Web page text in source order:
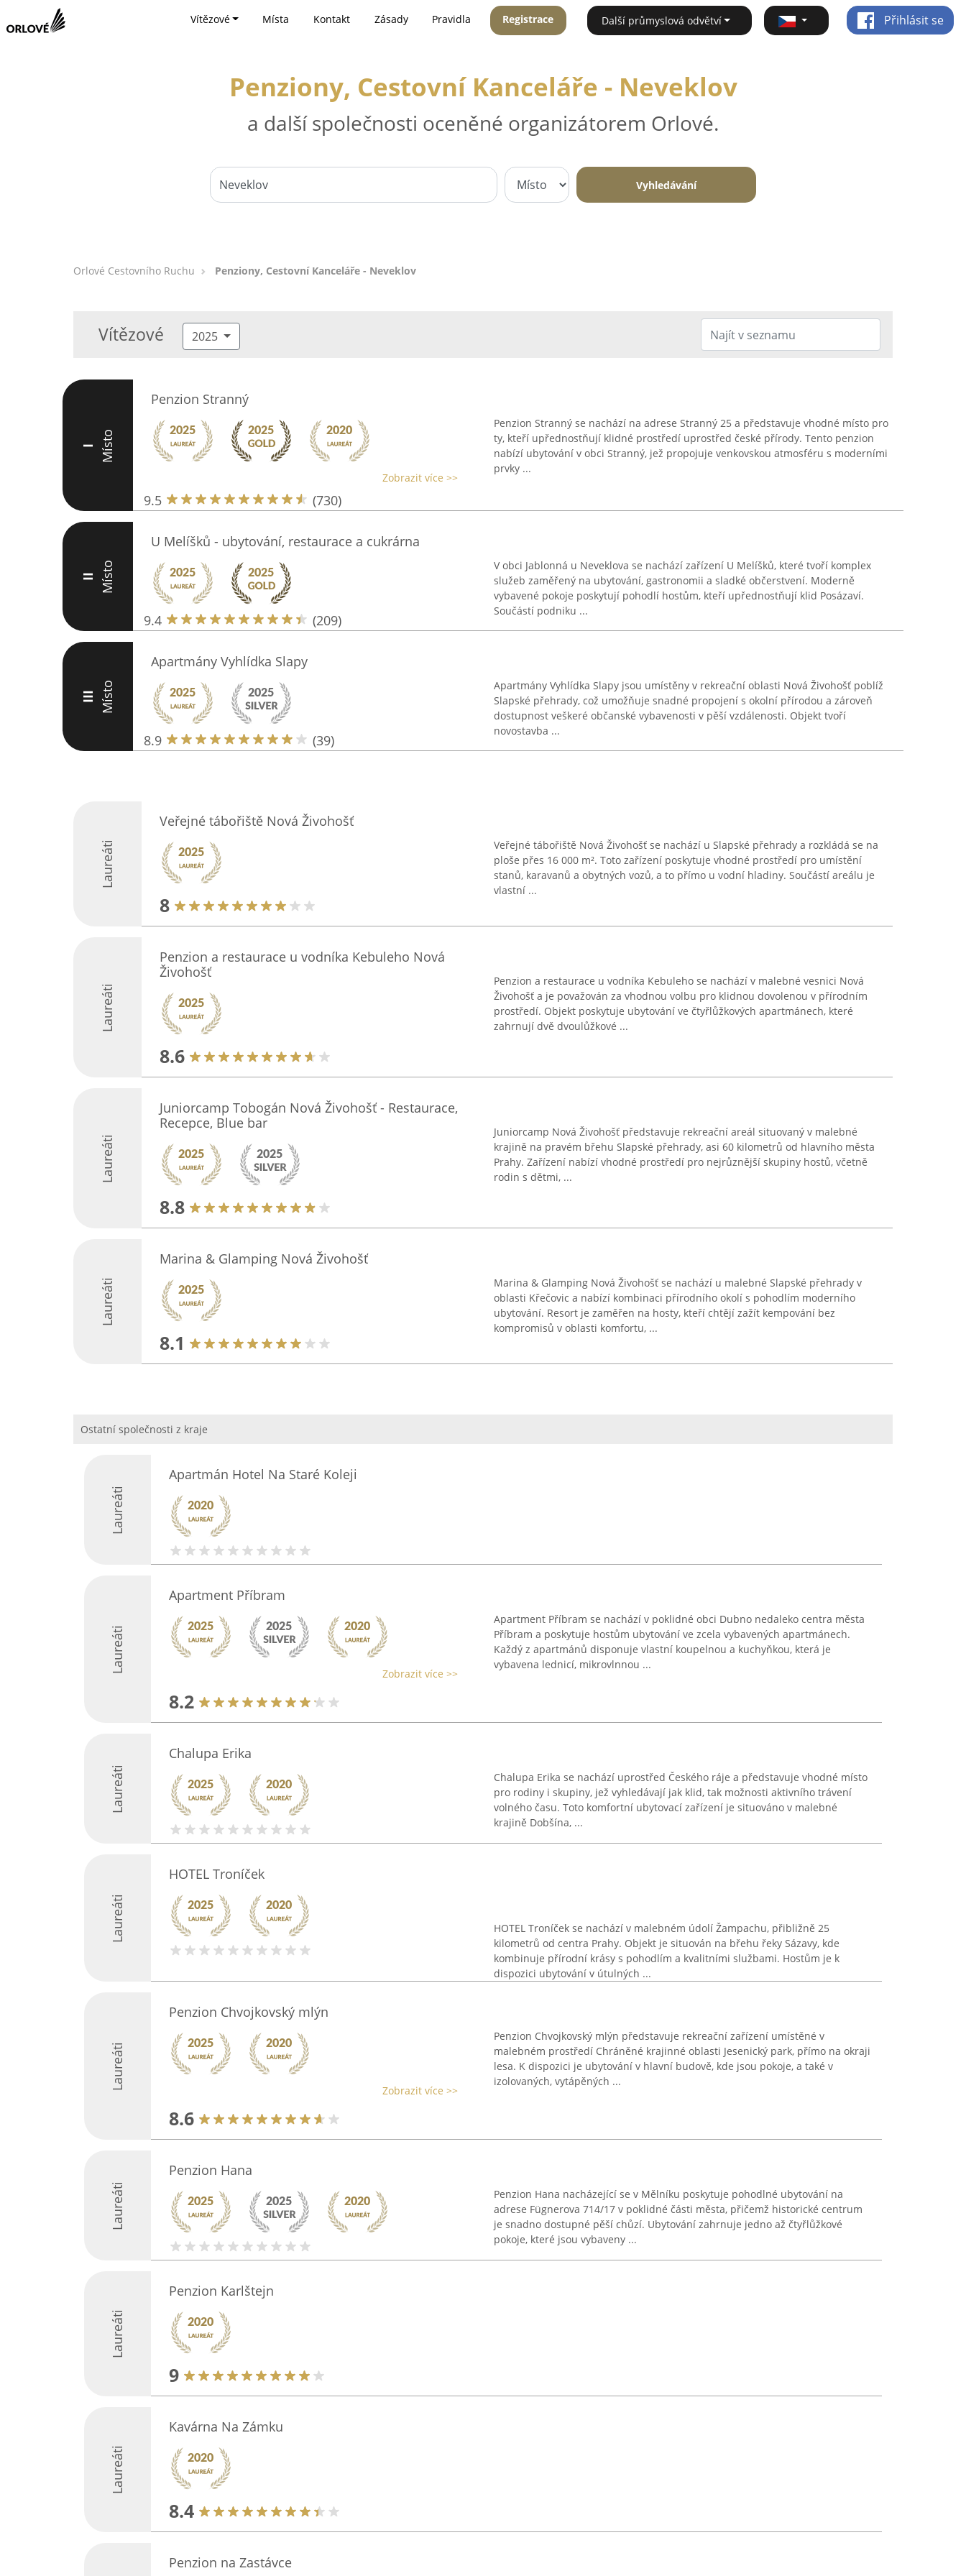
Vítězové Místa Kontakt Zásady Pravidla Registrace Další průmyslová odvětví Přihlásit se
Penziony, Cestovní Kanceláře - Neveklov
a další společnosti oceněné organizátorem Orlové.
Vyhledávání
Orlové Cestovního Ruchu Penziony, Cestovní Kanceláře - Neveklov
Vítězové 2025
I Místo
Penzion Stranný
Zobrazit více >>
9.5 (730)
Penzion Stranný se nachází na adrese Stranný 25 a představuje vhodné místo pro
ty, kteří upřednostňují klidné prostředí uprostřed české přírody. Tento penzion
nabízí ubytování v obci Stranný, jež propojuje venkovskou atmosféru s moderními
prvky ...
II Místo
U Melíšků - ubytování, restaurace a cukrárna
9.4 (209)
V obci Jablonná u Neveklova se nachází zařízení U Melíšků, které tvoří komplex
služeb zaměřený na ubytování, gastronomii a sladké občerstvení. Moderně
vybavené pokoje poskytují pohodlí hostům, kteří upřednostňují klid Posázaví.
Součástí podniku ...
III Místo
Apartmány Vyhlídka Slapy
8.9 (39)
Apartmány Vyhlídka Slapy jsou umístěny v rekreační oblasti Nová Živohošť poblíž
Slapské přehrady, což umožňuje snadné propojení s okolní přírodou a zároveň
dostupnost veškeré občanské vybavenosti v pěší vzdálenosti. Objekt tvoří
novostavba ...
Laureáti
Veřejné tábořiště Nová Živohošť
8
Veřejné tábořiště Nová Živohošť se nachází u Slapské přehrady a rozkládá se na
ploše přes 16 000 m². Toto zařízení poskytuje vhodné prostředí pro umístění
stanů, karavanů a obytných vozů, a to přímo u vodní hladiny. Součástí areálu je
vlastní ...
Laureáti
Penzion a restaurace u vodníka Kebuleho Nová
Živohošť
8.6
Penzion a restaurace u vodníka Kebuleho se nachází v malebné vesnici Nová
Živohošť a je považován za vhodnou volbu pro klidnou dovolenou v přírodním
prostředí. Objekt poskytuje ubytování ve čtyřlůžkových apartmánech, které
zahrnují dvě dvoulůžkové ...
Laureáti
Juniorcamp Tobogán Nová Živohošť - Restaurace,
Recepce, Blue bar
8.8
Juniorcamp Nová Živohošť představuje rekreační areál situovaný v malebné
krajině na pravém břehu Slapské přehrady, asi 60 kilometrů od hlavního města
Prahy. Zařízení nabízí vhodné prostředí pro nejrůznější skupiny hostů, včetně
rodin s dětmi, ...
Laureáti
Marina & Glamping Nová Živohošť
8.1
Marina & Glamping Nová Živohošť se nachází u malebné Slapské přehrady v
oblasti Křečovic a nabízí kombinaci přírodního okolí s pohodlím moderního
ubytování. Resort je zaměřen na hosty, kteří chtějí zažít kempování bez
kompromisů v oblasti komfortu, ...
Ostatní společnosti z kraje
Laureáti
Apartmán Hotel Na Staré Koleji
Laureáti
Apartment Příbram
Zobrazit více >>
8.2
Apartment Příbram se nachází v poklidné obci Dubno nedaleko centra města
Příbram a poskytuje hostům ubytování ve zcela vybavených apartmánech.
Každý z apartmánů disponuje vlastní koupelnou a kuchyňkou, která je
vybavena lednicí, mikrovlnnou ...
Laureáti
Chalupa Erika
Chalupa Erika se nachází uprostřed Českého ráje a představuje vhodné místo
pro rodiny i skupiny, jež vyhledávají jak klid, tak možnosti aktivního trávení
volného času. Toto komfortní ubytovací zařízení je situováno v malebné
krajině Dobšína, ...
Laureáti
HOTEL Troníček
HOTEL Troníček se nachází v malebném údolí Žampachu, přibližně 25
kilometrů od centra Prahy. Objekt je situován na břehu řeky Sázavy, kde
kombinuje přírodní krásy s pohodlím a kvalitními službami. Hostům je k
dispozici ubytování v útulných ...
Laureáti
Penzion Chvojkovský mlýn
Zobrazit více >>
8.6
Penzion Chvojkovský mlýn představuje rekreační zařízení umístěné v
malebném prostředí Chráněné krajinné oblasti Jesenický park, přímo na okraji
lesa. K dispozici je ubytování v hlavní budově, kde jsou pokoje, a také v
izolovaných, vytápěných ...
Laureáti
Penzion Hana
Penzion Hana nacházející se v Mělníku poskytuje pohodlné ubytování na
adrese Fügnerova 714/17 v poklidné části města, přičemž historické centrum
je snadno dostupné pěší chůzí. Ubytování zahrnuje jedno až čtyřlůžkové
pokoje, které jsou vybaveny ...
Laureáti
Penzion Karlštejn
9
Laureáti
Kavárna Na Zámku
8.4
Penzion na Zastávce